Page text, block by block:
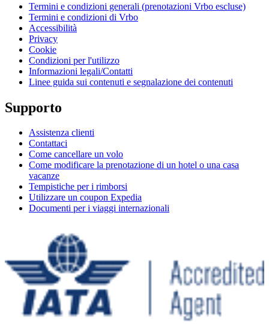
Termini e condizioni generali (prenotazioni Vrbo escluse)
Termini e condizioni di Vrbo
Accessibilità
Privacy
Cookie
Condizioni per l'utilizzo
Informazioni legali/Contatti
Linee guida sui contenuti e segnalazione dei contenuti
Supporto
Assistenza clienti
Contattaci
Come cancellare un volo
Come modificare la prenotazione di un hotel o una casa
vacanze
Tempistiche per i rimborsi
Utilizzare un coupon Expedia
Documenti per i viaggi internazionali